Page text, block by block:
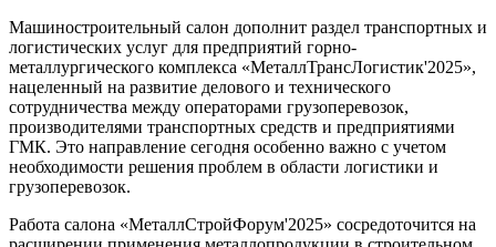
Машиностроительный салон дополнит раздел транспортных и
логистических услуг для предприятий горно-
металлургического комплекса «МеталлТрансЛогистик'2025»,
нацеленный на развитие делового и технического
сотрудничества между операторами грузоперевозок,
производителями транспортных средств и предприятиями
ГМК. Это направление сегодня особенно важно с учетом
необходимости решения проблем в области логистики и
грузоперевозок.
Работа салона «МеталлСтройФорум'2025» сосредоточится на